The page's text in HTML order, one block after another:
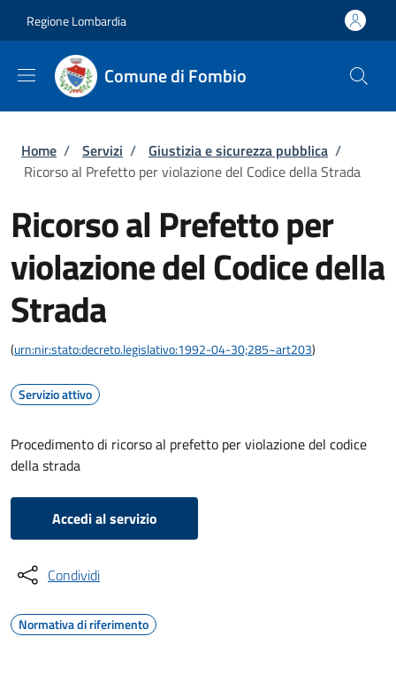
Regione Lombardia
Comune di Fombio
Briciole di pane
Home / Servizi / Giustizia e sicurezza pubblica /
Ricorso al Prefetto per violazione del Codice della Strada
Ricorso al Prefetto per
violazione del Codice della
Strada
(urn:nir:stato:decreto.legislativo:1992-04-30;285~art203)
Servizio attivo
Procedimento di ricorso al prefetto per violazione del codice
della strada
Accedi al servizio
Condividi
Normativa di riferimento